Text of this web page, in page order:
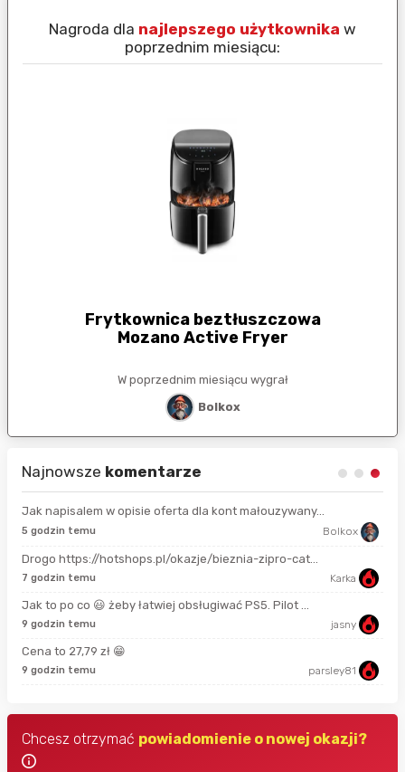
Nagroda dla najlepszego użytkownika w
poprzednim miesiącu:
Frytkownica beztłuszczowa
Mozano Active Fryer
W poprzednim miesiącu wygrał
Bolkox
Najnowsze komentarze
Jak napisalem w opisie oferta dla kont małouzywany...
5 godzin temu Bolkox
Drogo https://hotshops.pl/okazje/bieznia-zipro-cat...
7 godzin temu Karka
Jak to po co 😃 żeby łatwiej obsługiwać PS5. Pilot ...
9 godzin temu jasny
Cena to 27,79 zł 😁
9 godzin temu parsley81
Chcesz otrzymać powiadomienie o nowej okazji?